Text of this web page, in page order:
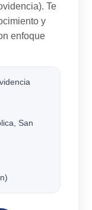
Te
y
enfoque
San